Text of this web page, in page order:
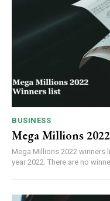
BUSINESS
Mega Millions
Mega Millions 2022 winners
year 2022. There are no